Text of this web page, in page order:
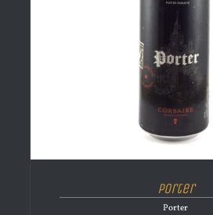
Porter
Porter